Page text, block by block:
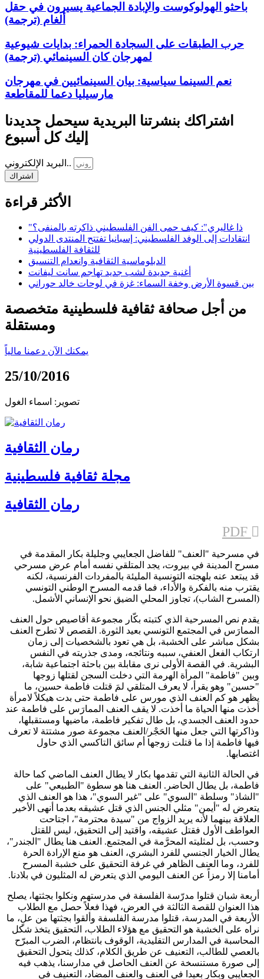
باحثو الهولوكوست والإبادة الجماعية يسيرون في حقل
ألغام (ترجمة)
حرب الطبقات على السجادة الحمراء: بدايات شيوعية
لمهرجان كان السينمائي (ترجمة)
نعم السينما سياسية: بيان السينمائيين في مهرجان
مارسيليا دعما للمقاطعة
اشتراكك بنشرتنا البريدية سيحمل جديدنا
إليك كل أسبوع
البريد الإلكتروني..
اشتراك
الأكثر قراءة
"ذا غاليري": كيف حمى الفن الفلسطيني ذاكرته بالمنفى؟
انتقادات إلى الوفد الفلسطيني: إسبانيا تفتتح المنتدى الدولي
للثقافة الفلسطينية
الدبلوماسية الثقافية وانعدام التنسيق
أغنية جديدة لشب جديد تهاجم سانت ليفانت
بين قسوة الأرض وخفة السماء: غزة في لوحات خالد حوراني
من أجل صحافة ثقافية فلسطينية متخصصة
ومستقلة
يمكنك الآن دعمنا مالياً
25/10/2016
تصوير: اسماء الغول
رمان الثقافية
مجلة ثقافية فلسطينية
رمان الثقافية
في مسرحية "العنف" للفاضل الجعايبي وجليلة بكار المقدمة في
مسرح المدينة في بيروت، يجد المتلقي نفسه أمام عرض مسرحي
قد يبتعد عنه بلهجته التونسية المليئة بالمفردات الفرنسية، لكنه
يقترب منه بالفكرة والأداء، فما قدمه المسرح الوطني التونسي
(المسرح الشاب)، تجاوز المحلي الضيق نحو الإنساني الأشمل.
يقدم نص المسرحية الذي كتبته بكّار مجموعة أقاصيص حول العنف
الممارَس في المجتمع التونسي بعيد الثورة. القصص لا تطرح العنف
بشكل مباشر على الخشبة، بل هي تعود بالشخصيات إلى زمان
ارتكاب الفعل العنفي، سببه ونتائجه، ومدى جذريته في النفس
البشرية. في القصة الأولى نرى مقابلة بين باحثة اجتماعية شابة،
وبين "فاطمة" المرأة الهرمة التي دخلت السجن لقتلها زوجها
"حسين" وهو يقرأ، لا يعرف المتلقي لمَ قتلت فاطمة حسين، ما
يظهر هو كم العنف الذي مورس على فاطمة حتى بدت هيكلاً لامرأة
أخذت منها الحياة ما أخذت. لا يقف العنف الممارَس على فاطمة عند
حدود العنف الجسدي، بل طال تفكير فاطمة، ماضيها ومستقبلها،
وذاكرتها التي جعل منها الحَجْر/العنف مجموعة صور مشتتة لا تعرف
فيها فاطمة إذا ما قتلت زوجها أم سائق التاكسي الذي حاول
اغتصابها.
في الحالة الثانية التي تقدمها بكار لا يطال العنف الماضي كما حالة
فاطمة، بل يطال الحاضر. العنف هنا هو سطوة "الطبيعي" على
"الشاذ" وسلطة "السوي" على "غير السوي"، هذا هو العنف الذي
يتعرض له "أيمن" مثلي الجنس الذي قتل عشيقه بعدما أنهى الأخير
العلاقة بينهما لأنه يريد الزواج من "سيدة محترمة"، اجتاحت
العواطف الأول فقتل عشيقه، واقتيد إلى التحقيق، ليس للقتل
وحسب، بل لمثليته المحرَّمة في المجتمع. العنف هنا يطال "الجندر"،
يطال الخيار الجنسي للفرد البشري، العنف هو منع الإرادة الحرة
للفرد، وما العنف الظاهر في غرفة التحقيق على خشبة المسرح
أمامنا إلا رمزاً عن العنف اليومي الذي يتعرض له المثليون في بلادنا.
أربعة شبان قتلوا مدرّسة الفلسفة في مدرستهم ونكلوا بجثتها، يصلح
هذا العنوان للقصة الثالثة في العرض، فهذا فعلاً حصل مع الطلاب
الأربعة في المدرسة، قتلوا مدرسة الفلسفة وألقوا بجثتها من علٍ، ما
نراه على الخشبة هو التحقيق مع هؤلاء الطلاب، التحقيق يتخذ شكل
المحاسبة في المدارس التقليدية، الوقوف بانتظام، الضرب المبرّح
بالعصي للطالب، التعنيف عن طريق الكلام، كذلك يتحول التحقيق
إلى صورة مستنسخة عن العنف الحاصل في مدارسنا، يذهب فيه
الجعايبي وبكار بعيدا في العنف والعنف المضاد، التعنيف في